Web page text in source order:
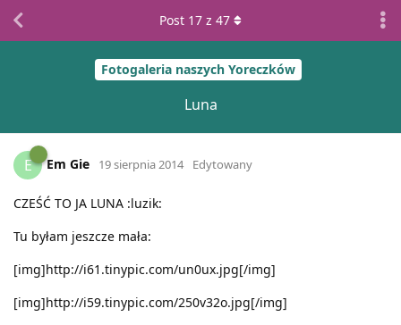
Fotogaleria naszych Yoreczków
Luna
Post 17 z 47
E Em Gie 19 sierpnia 2014 Edytowany
CZEŚĆ TO JA LUNA :luzik:
Tu byłam jeszcze mała:
[img]http://i61.tinypic.com/un0ux.jpg[/img]
[img]http://i59.tinypic.com/250v32o.jpg[/img]